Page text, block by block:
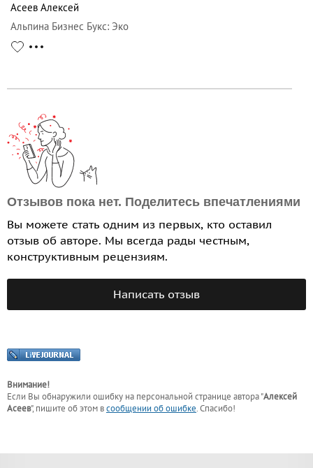
Асеев Алексей
Альпина Бизнес Букс: Эко
Отзывов пока нет. Поделитесь впечатлениями
Вы можете стать одним из первых, кто оставил
отзыв об авторе. Мы всегда рады честным,
конструктивным рецензиям.
Написать отзыв
Внимание!
Если Вы обнаружили ошибку на персональной странице автора "Алексей
Асеев", пишите об этом всообщении об ошибке. Спасибо!